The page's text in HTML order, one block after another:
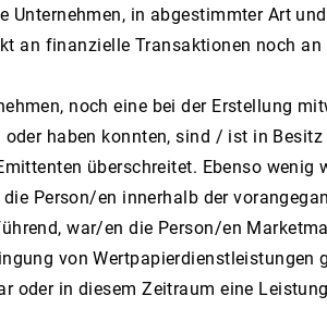
in abgestimmter Art
an finanzielle Transaktionen noch
noch eine bei der Erstellung
haben konnten, sind / ist in
überschreitet. Ebenso wenig
Person/en innerhalb der
war/en die Person/en
von
in diesem Zeitraum eine